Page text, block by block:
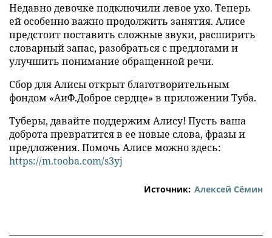
Недавно девочке подключили левое ухо. Теперь
ей особенно важно продолжить занятия. Алисе
предстоит поставить сложные звуки, расширить
словарный запас, разобраться с предлогами и
улучшить понимание обращенной речи.
Сбор для Алисы открыт благотворительным
фондом «АиФ.Доброе сердце» в приложении Туба.
Туберы, давайте поддержим Алису! Пусть ваша
доброта превратится в ее новые слова, фразы и
предложения. Помочь Алисе можно здесь:
https://m.tooba.com/s3yj
Источник: Алексей Сёмин